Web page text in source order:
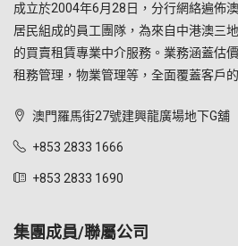
成立於2004年6月28日，分行網絡遍佈
居民組成的員工團隊，為來自中港澳三
的買賣租賃專業中介服務。業務涵蓋估
租務管理，物業管理等，全面覆蓋客戶
澳門羅馬街27號建興龍廣場地下G舖
+853 2833 1666
+853 2833 1690
集團成員/聯屬公司